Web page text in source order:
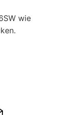
wie